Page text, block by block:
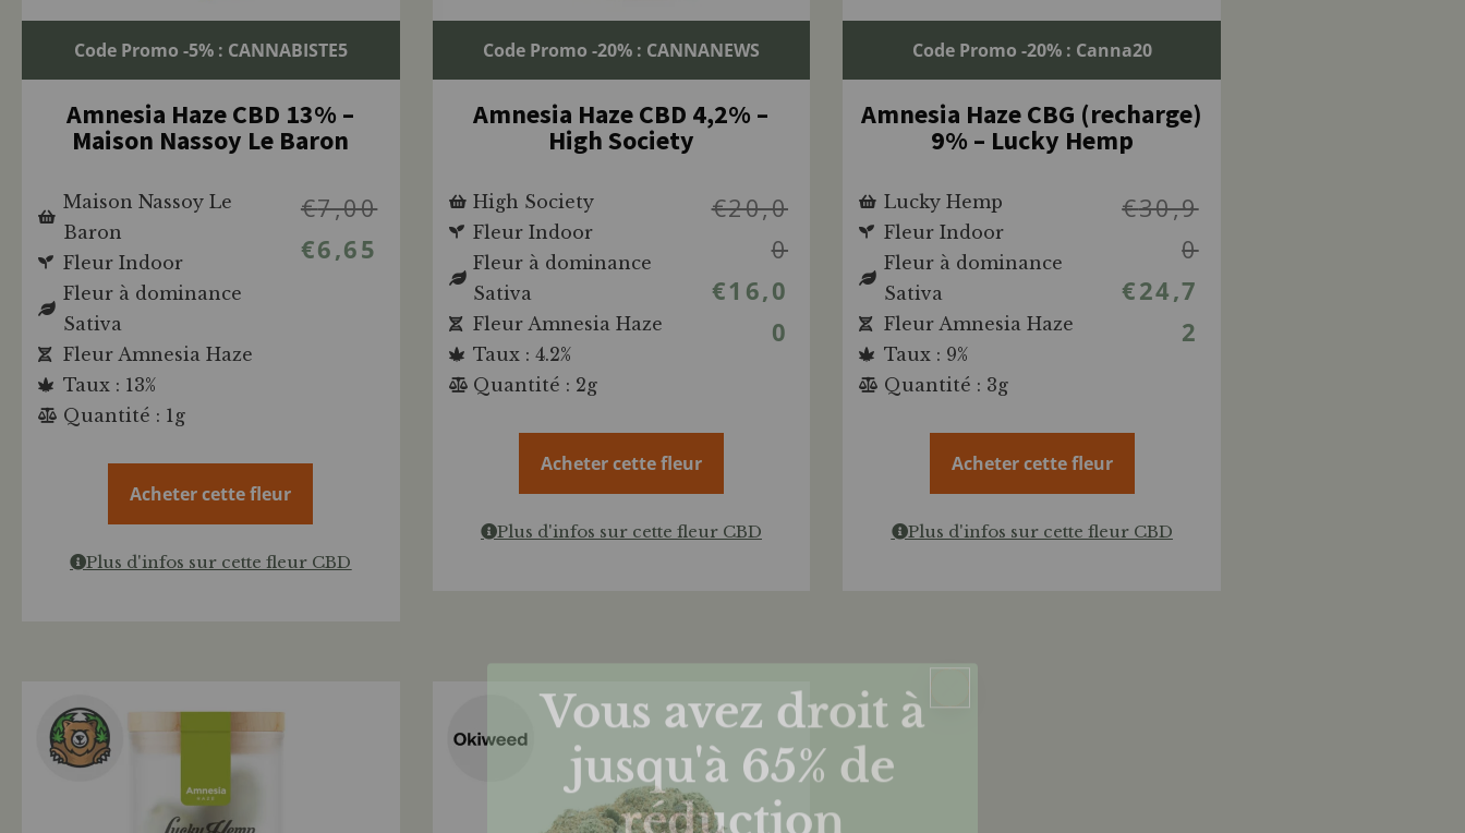
Code Promo -5% : CANNABISTE5
Amnesia Haze CBD 13% –
Maison Nassoy Le Baron
Maison Nassoy Le
Baron
Fleur Indoor
Fleur à dominance
Sativa
Fleur Amnesia Haze
Taux : 13%
Quantité : 1g
€7,00
€6,65
Acheter cette fleur
Plus d'infos sur cette fleur CBD
Code Promo -20% : CANNANEWS
Amnesia Haze CBD 4,2% –
High Society
High Society
Fleur Indoor
Fleur à dominance
Sativa
Fleur Amnesia Haze
Taux : 4.2%
Quantité : 2g
€20,0
0
€16,0
0
Acheter cette fleur
Plus d'infos sur cette fleur CBD
Code Promo -20% : Canna20
Amnesia Haze CBG (recharge)
9% – Lucky Hemp
Lucky Hemp
Fleur Indoor
Fleur à dominance
Sativa
Fleur Amnesia Haze
Taux : 9%
Quantité : 3g
€30,9
0
€24,7
2
Acheter cette fleur
Plus d'infos sur cette fleur CBD
Vous avez droit à
jusqu'à 65% de
réduction